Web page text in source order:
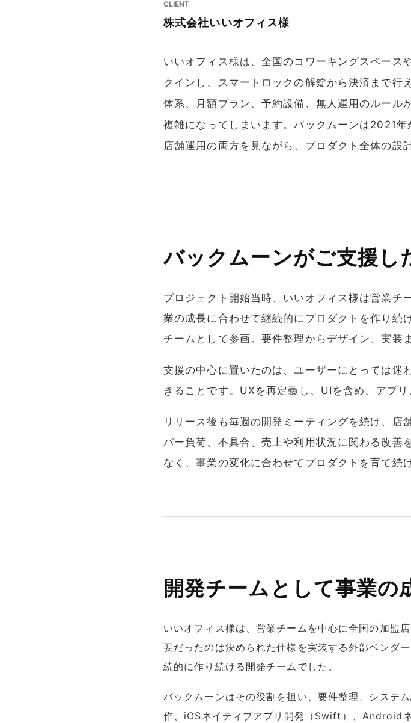
CLIENT
株式会社いいオフィス様
いいオフィス様は、全国のコワーキングスペース
クインし、スマートロックの解錠から決済まで行
体系、月額プラン、予約設備、無人運用のルール
複雑になってしまいます。バックムーンは2021
店舗運用の両方を見ながら、プロダクト全体の設
バックムーンがご支援し
プロジェクト開始当時、いいオフィス様は営業チ
業の成長に合わせて継続的にプロダクトを作り続
チームとして参画。要件整理からデザイン、実装
支援の中心に置いたのは、ユーザーにとっては迷
きることです。UXを再定義し、UIを含め、アプ
リリース後も毎週の開発ミーティングを続け、
バー負荷、不具合、売上や利用状況に関わる改善
なく、事業の変化に合わせてプロダクトを育て続
開発チームとして事業の
いいオフィス様は、営業チームを中心に全国の加盟
要だったのは決められた仕様を実装する外部ベンダ
続的に作り続ける開発チームでした。
バックムーンはその役割を担い、要件整理、システ
作、iOSネイティブアプリ開発（Swift）、Android